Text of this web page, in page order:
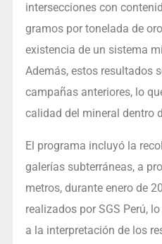
intersecciones con
gramos por tonelada de
existencia de un sistema
Además, estos resultados
campañas anteriores, lo
calidad del mineral dentro
El programa incluyó la
galerías subterráneas, a
metros, durante enero de
realizados por SGS Perú,
a la interpretación de los